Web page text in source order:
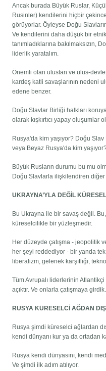
Ancak burada Büyük Ruslar,
Rusinler) kendilerini hiçbir
görüyorlar. Öyleyse Doğu
Ve kendilerini daha düşük bir etnik
tanımladıklarına bakılmaksızın,
liderlik yaratalım.
Önemli olan ulustan ve ulus-
kardeş katli savaşlarının nedeni
edene benzer.
Doğu Slavlar Birliği halkları
olarak kışkırtıcı yapay oluşumlar
Rusya'da kim yaşıyor? Doğu
veya Beyaz Rusya'da kim
Büyük Rusların durumu bu mu
Doğu Slavlarla ilişkilendiren
UKRAYNA’YLA DEĞİL
Bu Ukrayna ile bir savaş değil.
küreselcilikle bir yüzleşmedir.
Her düzeyde çatışma - jeopolitik
her şeyi reddediyor - bir yanda
liberalizm, gelenek karşıtlığı,
Tüm Avrupalı ​​liderlerinin
açıktır. Ve onlarla çatışmaya
RUSYA KÜRESELCİ AĞDAN
Rusya şimdi küreselci ağlardan
kendi dünyanı kur ya da ortadan
Rusya kendi dünyasını, kendi
Ve şimdi ilk adım atılıyor.